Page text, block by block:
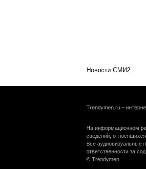
Новости СМИ2
Trendymen.ru –
На информационном
сведений,
Все аудиовизуальные
ответственности за
© Trendymen